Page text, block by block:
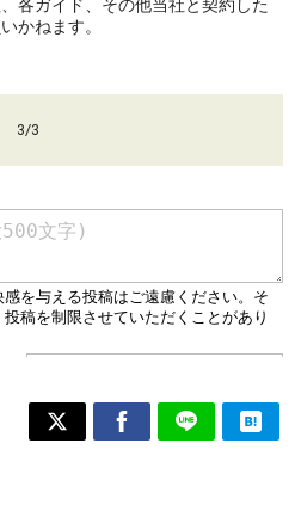
各ガイド、その他当社と契約した
かねます。
3/3